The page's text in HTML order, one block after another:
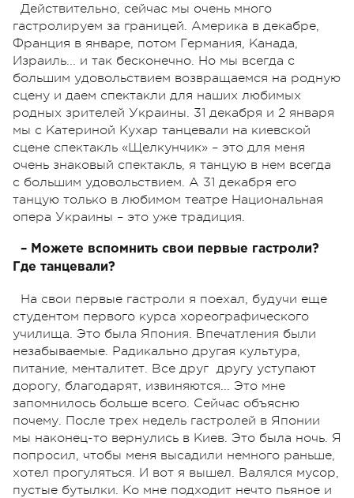
Действительно, сейчас мы очень много
гастролируем за границей. Америка в декабре,
Франция в январе, потом Германия, Канада,
Израиль... и так бесконечно. Но мы всегда с
большим удовольствием возвращаемся на родную
сцену и даем спектакли для наших любимых
родных зрителей Украины. 31 декабря и 2 января
мы с Катериной Кухар танцевали на киевской
сцене спектакль «Щелкунчик» – это для меня
очень знаковый спектакль, я танцую в нем всегда
с большим удовольствием. А 31 декабря его
танцую только в любимом театре Национальная
опера Украины – это уже традиция.
– Можете вспомнить свои первые гастроли?
Где танцевали?
На свои первые гастроли я поехал, будучи еще
студентом первого курса хореографического
училища. Это была Япония. Впечатления были
незабываемые. Радикально другая культура,
питание, менталитет. Все друг другу уступают
дорогу, благодарят, извиняются... Это мне
запомнилось больше всего. Сейчас объясню
почему. После трех недель гастролей в Японии
мы наконец-то вернулись в Киев. Это была ночь. Я
попросил, чтобы меня высадили немного раньше,
хотел прогуляться. И вот я вышел. Валялся мусор,
пустые бутылки. Ко мне подходит нечто пьяное и